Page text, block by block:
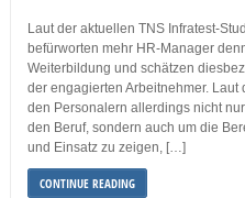
Laut der aktuellen TNS Infratest-
befürworten mehr HR-Manager
Weiterbildung und schätzen
der engagierten Arbeitnehmer.
den Personalern allerdings nicht
den Beruf, sondern auch um die
und Einsatz zu zeigen, […]
CONTINUE READING